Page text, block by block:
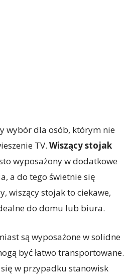
wybór dla osób, którym nie
TV. Wiszący stojak
wyposażony w dodatkowe
a do tego świetnie się
wiszący stojak to ciekawe,
do domu lub biura.
są wyposażone w solidne
być łatwo transportowane.
w przypadku stanowisk